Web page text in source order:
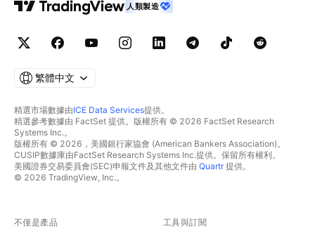
人類製造
繁體中文
精選市場數據由ICE Data Services提供。
精選參考數據由 FactSet 提供。版權所有 © 2026 FactSet Research
Systems Inc.。
版權所有 © 2026，美國銀行家協會 (American Bankers Association)。
CUSIP數據庫由FactSet Research Systems Inc.提供。保留所有權利。
美國證券交易委員會(SEC)申報文件及其他文件由 Quartr提供。
© 2026 TradingView, Inc.。
不僅是產品 工具與訂閱